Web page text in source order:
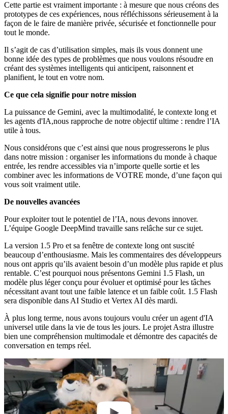
Cette partie est vraiment importante : à mesure que nous créons des
prototypes de ces expériences, nous réfléchissons sérieusement à la
façon de le faire de manière privée, sécurisée et fonctionnelle pour
tout le monde.
Il s’agit de cas d’utilisation simples, mais ils vous donnent une
bonne idée des types de problèmes que nous voulons résoudre en
créant des systèmes intelligents qui anticipent, raisonnent et
planifient, le tout en votre nom.
Ce que cela signifie pour notre mission
La puissance de Gemini, avec la multimodalité, le contexte long et
les agents d'IA,nous rapproche de notre objectif ultime : rendre l’IA
utile à tous.
Nous considérons que c’est ainsi que nous progresserons le plus
dans notre mission : organiser les informations du monde à chaque
entrée, les rendre accessibles via n’importe quelle sortie et les
combiner avec les informations de VOTRE monde, d’une façon qui
vous soit vraiment utile.
De nouvelles avancées
Pour exploiter tout le potentiel de l’IA, nous devons innover.
L’équipe Google DeepMind travaille sans relâche sur ce sujet.
La version 1.5 Pro et sa fenêtre de contexte long ont suscité
beaucoup d’enthousiasme. Mais les commentaires des développeurs
nous ont appris qu’ils avaient besoin d’un modèle plus rapide et plus
rentable. C’est pourquoi nous présentons Gemini 1.5 Flash, un
modèle plus léger conçu pour évoluer et optimisé pour les tâches
nécessitant avant tout une faible latence et un faible coût. 1.5 Flash
sera disponible dans AI Studio et Vertex AI dès mardi.
À plus long terme, nous avons toujours voulu créer un agent d'IA
universel utile dans la vie de tous les jours. Le projet Astra illustre
bien une compréhension multimodale et démontre des capacités de
conversation en temps réel.